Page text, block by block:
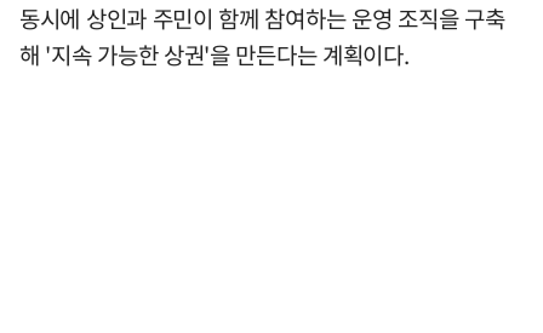
동시에 상인과 주민이 함께 참여하는 운영 조직을 구축
해 '지속 가능한 상권'을 만든다는 계획이다.